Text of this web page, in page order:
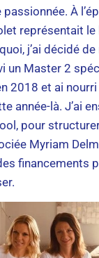
À
représentait
j’ai décidé
un Master 2
2018 et ai
année-là. J’ai
pour
Myriam
financements